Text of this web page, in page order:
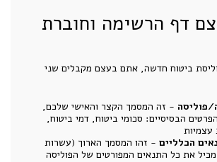
דף הרשימה וחוברת
ביטוח חדשה, אתם בעצם מקבלים שני
פוליסה - זה המסמך הקצר והאישי שלכם,
הבסיסיים: סכומי ביטוח, דמי ביטוח,
עצמיות
הכלליים - זהו המסמך הארוך (עשרות
את כל התנאים המפורטים של הפוליסה